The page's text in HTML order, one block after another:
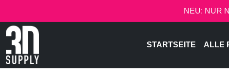
NEU: NUR
STARTSEITE ALLE